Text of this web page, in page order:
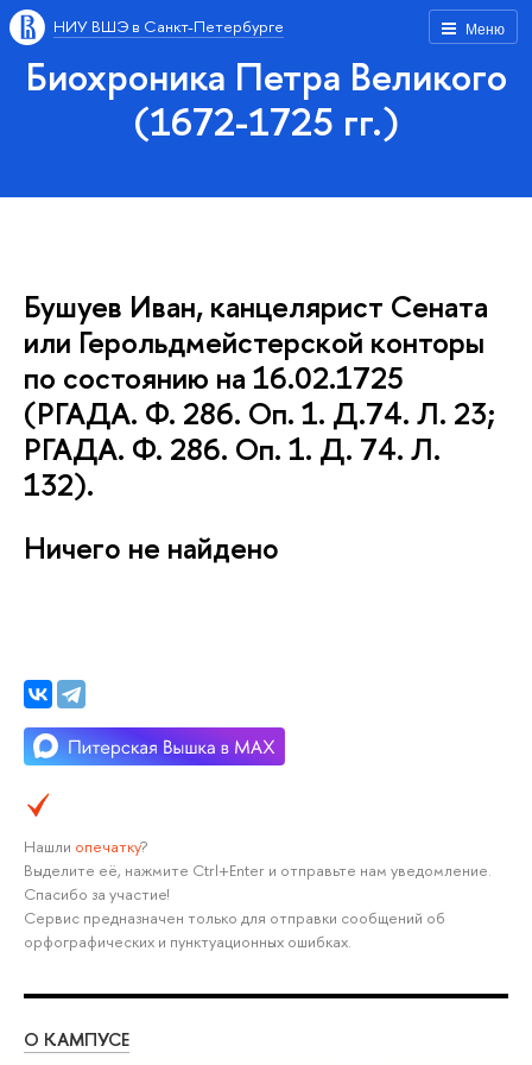
Меню
НИУ ВШЭ в Санкт-Петербурге
Биохроника Петра Великого
(1672-1725 гг.)
Бушуев Иван, канцелярист Сената
или Герольдмейстерской конторы
по состоянию на 16.02.1725
(РГАДА. Ф. 286. Оп. 1. Д.74. Л. 23;
РГАДА. Ф. 286. Оп. 1. Д. 74. Л.
132).
Ничего не найдено
Нашли опечатку?
Выделите её, нажмите Ctrl+Enter и отправьте нам уведомление.
Спасибо за участие!
Сервис предназначен только для отправки сообщений об
орфографических и пунктуационных ошибках.
О КАМПУСЕ